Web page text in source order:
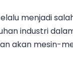
menjadi
industri
akan mesin-